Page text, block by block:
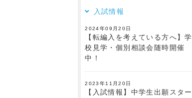
入試情報
2024年09月20日
【転編入を考えている方へ】学
校見学・個別相談会随時開催
中！
2023年11月20日
【入試情報】中学生出願スター